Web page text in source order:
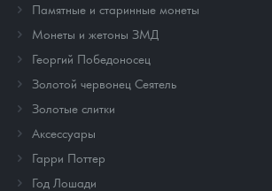
Памятные и старинные монеты
Монеты и жетоны ЗМД
Георгий Победоносец
Золотой червонец Сеятель
Золотые слитки
Аксессуары
Гарри Поттер
Год Лошади